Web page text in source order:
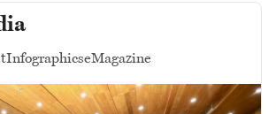
InfographicseMagazine